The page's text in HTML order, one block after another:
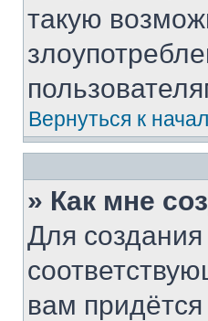
такую
Вернуться к
» Как мне
Для
вам